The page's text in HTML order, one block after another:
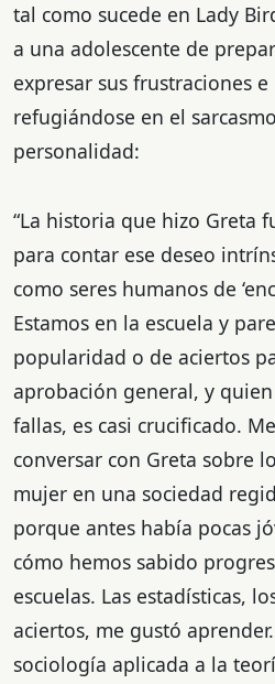
tal como sucede en Lady
a una adolescente de
expresar sus frustraciones
refugiándose en el
personalidad:
“La historia que hizo Greta
para contar ese deseo
como seres humanos de
Estamos en la escuela y
popularidad o de aciertos
aprobación general, y
fallas, es casi crucificado.
conversar con Greta sobre
mujer en una sociedad
porque antes había pocas
cómo hemos sabido
escuelas. Las estadísticas,
aciertos, me gustó
sociología aplicada a la